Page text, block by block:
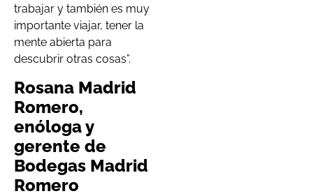
trabajar y también es muy
importante viajar, tener la
mente abierta para
descubrir otras cosas”.
Rosana Madrid
Romero,
enóloga y
gerente de
Bodegas Madrid
Romero